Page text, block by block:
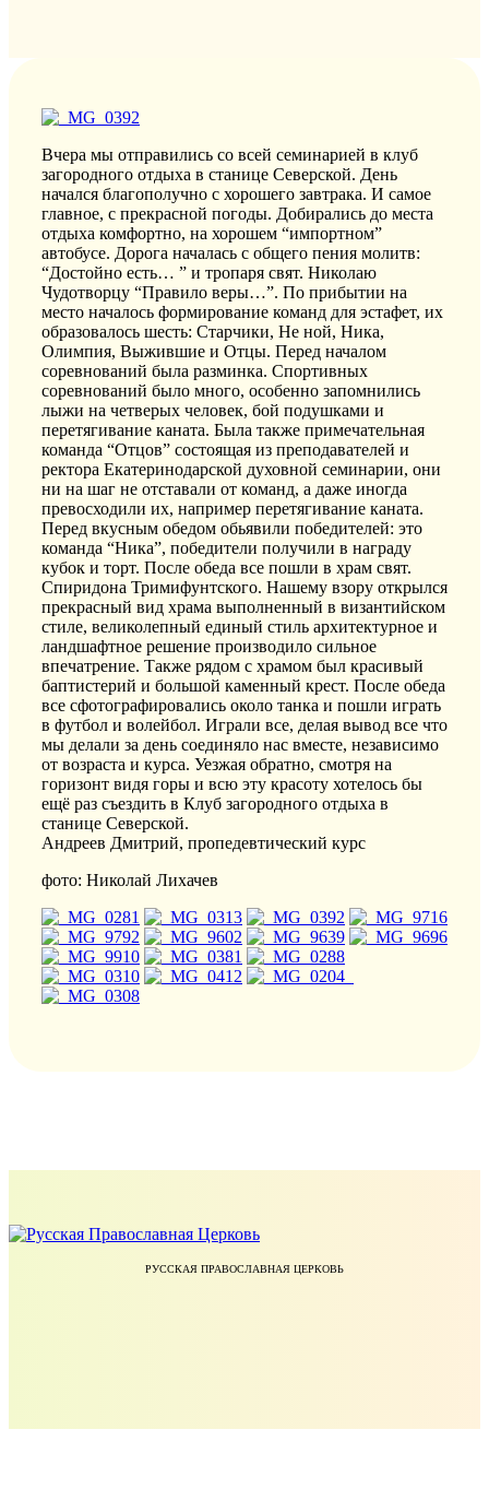
Вчера мы отправились со всей семинарией в клуб
загородного отдыха в станице Северской. День
начался благополучно с хорошего завтрака. И самое
главное, с прекрасной погоды. Добирались до места
отдыха комфортно, на хорошем “импортном”
автобусе. Дорога началась с общего пения молитв:
“Достойно есть… ” и тропаря свят. Николаю
Чудотворцу “Правило веры…”. По прибытии на
место началось формирование команд для эстафет, их
образовалось шесть: Старчики, Не ной, Ника,
Олимпия, Выжившие и Отцы. Перед началом
соревнований была разминка. Спортивных
соревнований было много, особенно запомнились
лыжи на четверых человек, бой подушками и
перетягивание каната. Была также примечательная
команда “Отцов” состоящая из преподавателей и
ректора Екатеринодарской духовной семинарии, они
ни на шаг не отставали от команд, а даже иногда
превосходили их, например перетягивание каната.
Перед вкусным обедом обьявили победителей: это
команда “Ника”, победители получили в награду
кубок и торт. После обеда все пошли в храм свят.
Спиридона Тримифунтского. Нашему взору открылся
прекрасный вид храма выполненный в византийском
стиле, великолепный единый стиль архитектурное и
ландшафтное решение производило сильное
впечатрение. Также рядом с храмом был красивый
баптистерий и большой каменный крест. После обеда
все сфотографировались около танка и пошли играть
в футбол и волейбол. Играли все, делая вывод все что
мы делали за день соединяло нас вместе, независимо
от возраста и курса. Уезжая обратно, смотря на
горизонт видя горы и всю эту красоту хотелось бы
ещё раз съездить в Клуб загородного отдыха в
станице Северской.
Андреев Дмитрий, пропедевтический курс
фото: Николай Лихачев
РУССКАЯ ПРАВОСЛАВНАЯ ЦЕРКОВЬ